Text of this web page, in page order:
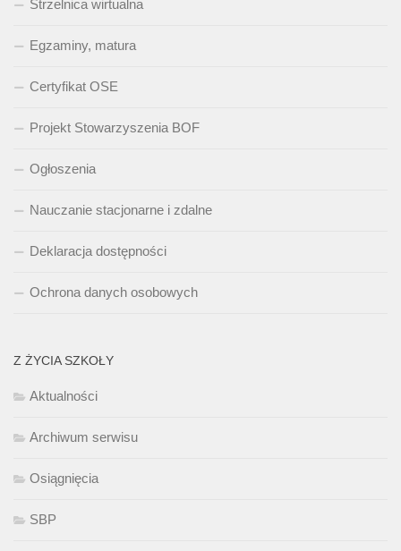
Strzelnica wirtualna
Egzaminy, matura
Certyfikat OSE
Projekt Stowarzyszenia BOF
Ogłoszenia
Nauczanie stacjonarne i zdalne
Deklaracja dostępności
Ochrona danych osobowych
Z ŻYCIA SZKOŁY
Aktualności
Archiwum serwisu
Osiągnięcia
SBP